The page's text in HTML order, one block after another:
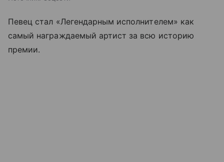
Певец стал «Легендарным исполнителем» как
самый награждаемый артист за всю историю
премии.